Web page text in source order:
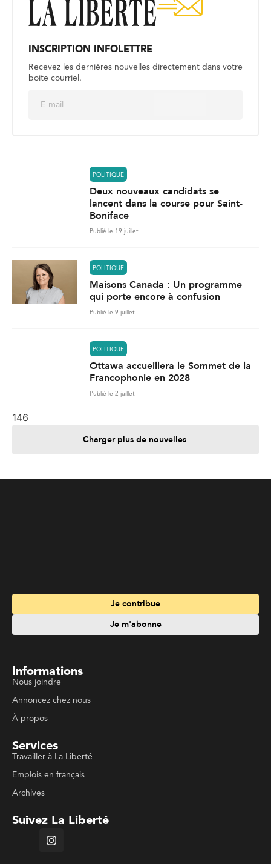
INSCRIPTION INFOLETTRE
Recevez les dernières nouvelles directement dans votre
boite courriel.
POLITIQUE
Deux nouveaux candidats se
lancent dans la course pour Saint-
Boniface
Publié le 19 juillet
POLITIQUE
Maisons Canada : Un programme
qui porte encore à confusion
Publié le 9 juillet
POLITIQUE
Ottawa accueillera le Sommet de la
Francophonie en 2028
Publié le 2 juillet
146
Charger plus de nouvelles
Je contribue
Je m'abonne
Informations
Nous joindre
Annoncez chez nous
À propos
Services
Travailler à La Liberté
Emplois en français
Archives
Suivez La Liberté